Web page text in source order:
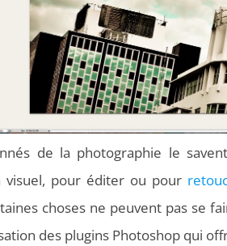
de la photographie le
visuel, pour éditer ou pour
choses ne peuvent pas se
des plugins Photoshop qui